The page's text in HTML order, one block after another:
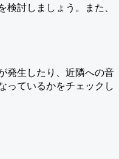
討しましょう。また、
発生したり、近隣への音
っているかをチェックし